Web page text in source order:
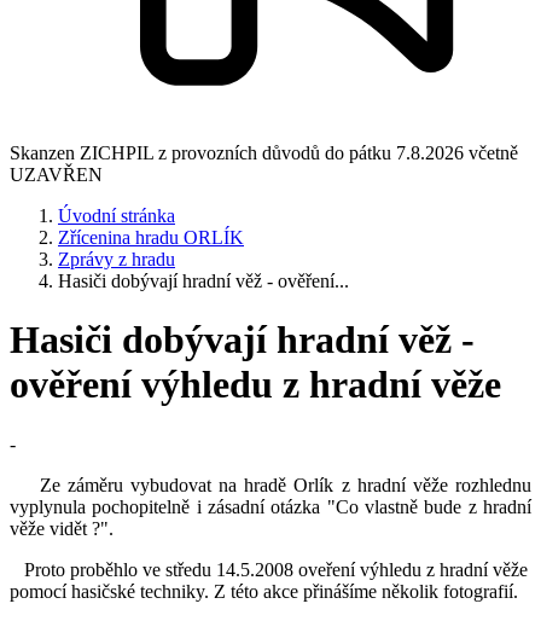
Skanzen ZICHPIL z provozních důvodů do pátku 7.8.2026 včetně
UZAVŘEN
Úvodní stránka
Zřícenina hradu ORLÍK
Zprávy z hradu
Hasiči dobývají hradní věž - ověření...
Hasiči dobývají hradní věž -
ověření výhledu z hradní věže
-
Ze záměru vybudovat na hradě Orlík z hradní věže rozhlednu
vyplynula pochopitelně i zásadní otázka "Co vlastně bude z hradní
věže vidět ?".
Proto proběhlo ve středu 14.5.2008 oveření výhledu z hradní věže
pomocí hasičské techniky. Z této akce přinášíme několik fotografií.